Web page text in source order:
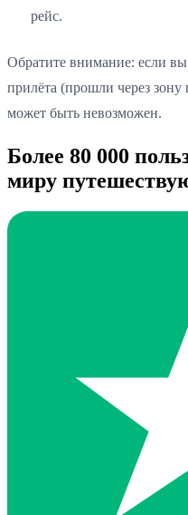
рейс.
Обратите внимание: если
прилёта (прошли через
может быть невозможен.
Более 80 000
миру